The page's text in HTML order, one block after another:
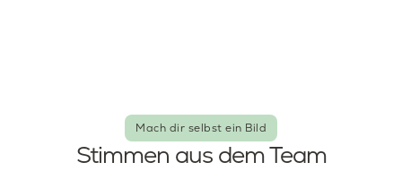
Mach dir selbst ein Bild
Stimmen aus dem Team